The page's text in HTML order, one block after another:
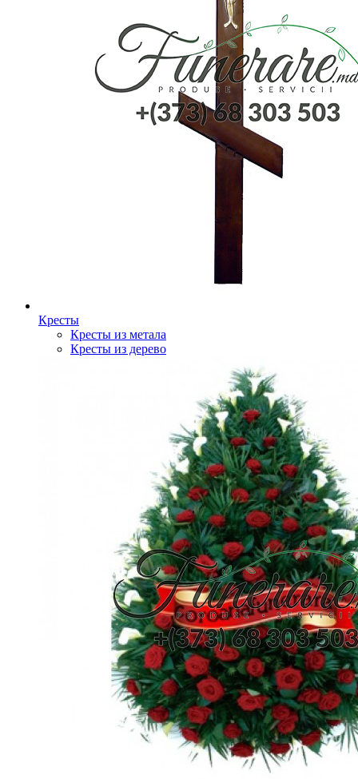
Кресты
Кресты из метала
Кресты из дерево